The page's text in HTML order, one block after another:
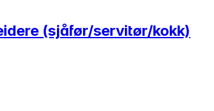
(sjåfør/servitør/kokk)